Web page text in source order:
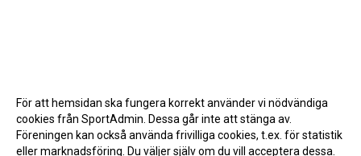
För att hemsidan ska fungera korrekt använder vi nödvändiga
cookies från SportAdmin. Dessa går inte att stänga av.
Föreningen kan också använda frivilliga cookies, t.ex. för statistik
eller marknadsföring. Du väljer själv om du vill acceptera dessa.